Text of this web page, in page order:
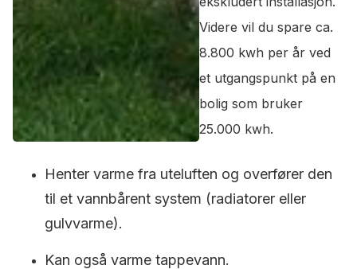
Videre vil du spare ca.
8.800 kwh per år ved
et utgangspunkt på en
bolig som bruker
25.000 kwh.
Henter varme fra uteluften og overfører den
til et vannbårent system (radiatorer eller
gulvvarme).
Kan også varme tappevann.